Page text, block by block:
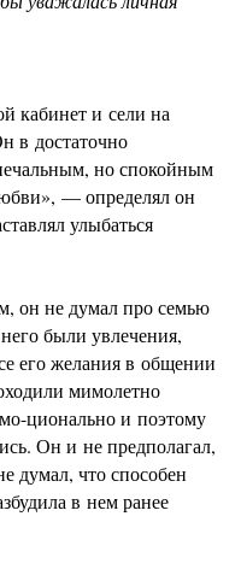
кабинет и сели на
в достаточно
но спокойным
— определял он
улыбаться
он не думал про семью
были увлечения,
его желания в общении
мимолетно
ционально и поэтому
Он и не предполагал,
думал, что способен
в нем ранее